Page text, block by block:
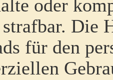
oder
strafbar. Die
für den